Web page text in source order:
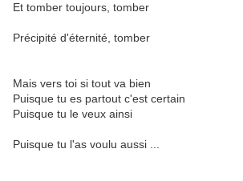
Et tomber toujours, tomber
Précipité d'éternité, tomber
Mais vers toi si tout va bien
Puisque tu es partout c'est certain
Puisque tu le veux ainsi
Puisque tu l'as voulu aussi ...